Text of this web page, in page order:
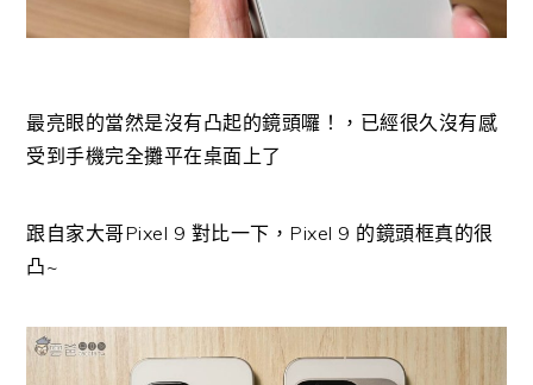
最亮眼的當然是沒有凸起的鏡頭囉！，已經很久沒有感
受到手機完全攤平在桌面上了
跟自家大哥Pixel 9 對比一下，Pixel 9 的鏡頭框真的很
凸~